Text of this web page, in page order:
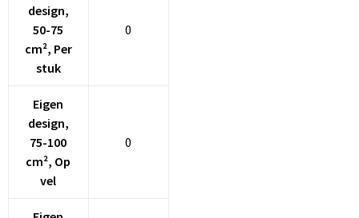
design,
50-75
cm², Per
stuk
0
Eigen
design,
75-100
cm², Op
vel
0